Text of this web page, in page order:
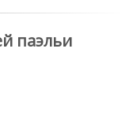
паэльи